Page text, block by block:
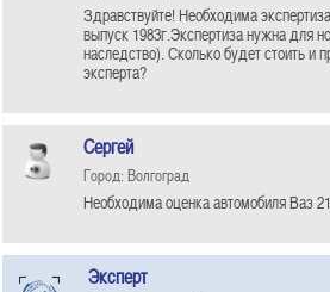
Здравствуйте! Необходима
выпуск 1983г.Экспертиза нужна для
наследство). Сколько будет стоить и
эксперта?
Сергей
Город: Волгоград
Необходима оценка автомобиля Ваз
Эксперт